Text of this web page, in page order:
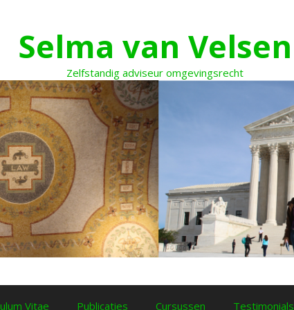
Selma van Velsen
Zelfstandig adviseur omgevingsrecht
Vitae Publicaties Cursussen Testimonials